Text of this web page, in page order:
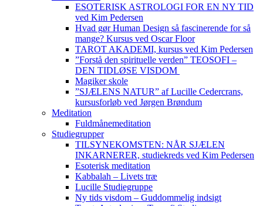
ESOTERISK ASTROLOGI FOR EN NY TID
ved Kim Pedersen
Hvad gør Human Design så fascinerende for så
mange? Kursus ved Oscar Floor
TAROT AKADEMI, kursus ved Kim Pedersen
”Forstå den spirituelle verden” TEOSOFI –
DEN TIDLØSE VISDOM
Magiker skole
”SJÆLENS NATUR” af Lucille Cedercrans,
kursusforløb ved Jørgen Brøndum
Meditation
Fuldmånemeditation
Studiegrupper
TILSYNEKOMSTEN: NÅR SJÆLEN
INKARNERER, studiekreds ved Kim Pedersen
Esoterisk meditation
Kabbalah – Livets træ
Lucille Studiegruppe
Ny tids visdom – Guddommelig indsigt